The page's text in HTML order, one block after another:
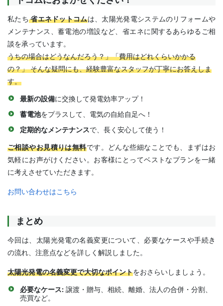
私たち省エネドットコムは、太陽光発電システムのリフォームや
メンテナンス、蓄電池の増設など、省エネに関するあらゆるご相
談を承っています。
うちの場合はどうなんだろう？」「費用はどれくらいかかる
の？」 そんな疑問にも、経験豊富なスタッフが丁寧にお答えしま
す。
最新の設備に交換して発電効率アップ！
蓄電池をプラスして、電気の自給自足へ！
定期的なメンテナンスで、長く安心して使う！
ご相談やお見積りは無料です。どんな些細なことでも、まずはお
気軽にお声がけください。お客様にとってベストなプランを一緒
に考えさせていただきます。
お問い合わせはこちら
まとめ
今回は、太陽光発電の名義変更について、必要なケースや手続き
の流れ、注意点などを詳しく解説しました。
太陽光発電の名義変更で大切なポイントをおさらいしましょう。
必要なケース: 譲渡・贈与、相続、離婚、法人の合併・分割、
売買など。